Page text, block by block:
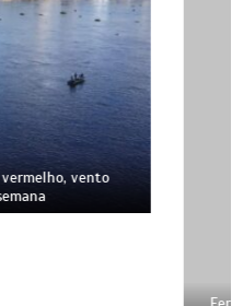
a São Paulo, pode
Justiça; atraso mantém
e acidentes